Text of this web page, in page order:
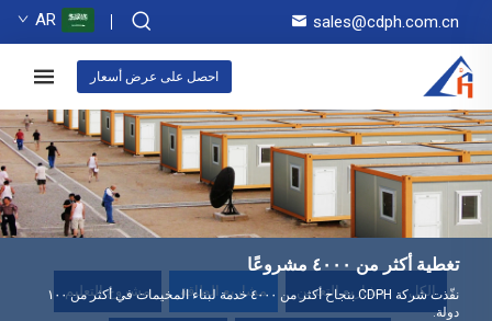
sales@cdph.com.cn
AR
احصل على عرض أسعار
تغطية أكثر من ٤٠٠٠ مشروعًا
نفّذت شركة CDPH بنجاح أكثر من ٤٠٠٠ خدمة لبناء المخيمات في أكثر من ١٠٠
دولة.
الكل مشاريع التعدين مشاريع الطاقة مشروع التعليم